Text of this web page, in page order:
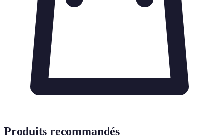
Produits recommandés